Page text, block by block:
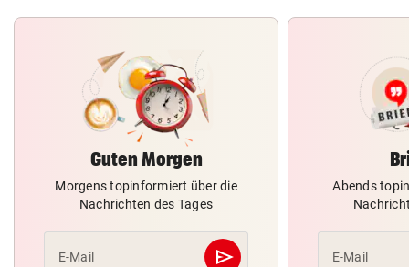
Guten Morgen
Morgens topinformiert über die
Nachrichten des Tages
E-Mail send
Abschicken
Abends
E-Mail